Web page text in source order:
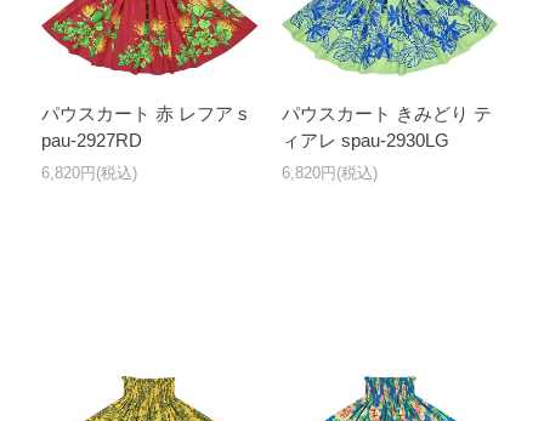
パウスカート 赤 レフア s
pau-2927RD
6,820円(税込)
パウスカート きみどり テ
ィアレ spau-2930LG
6,820円(税込)